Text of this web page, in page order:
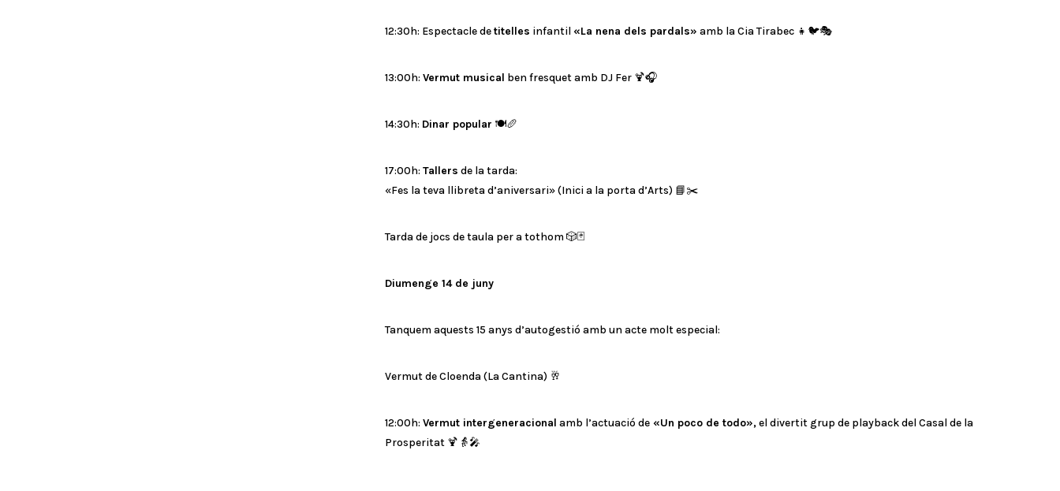
12:30h: Espectacle detitelles infantil «La nena dels pardals» amb la Cia Tirabec 👧🐦🎭
13:00h: Vermut musical ben fresquet amb DJ Fer 🍹🎧
14:30h: Dinar popular 🍽️🥖
17:00h: Tallers de la tarda:
«Fes la teva llibreta d’aniversari» (Inici a la porta d’Arts) 📘✂️
Tarda de jocs de taula per a tothom 🎲🃏
Diumenge 14 de juny
Tanquem aquests 15 anys d’autogestió amb un acte molt especial:
Vermut de Cloenda (La Cantina) 🥂
12:00h: Vermut intergeneracional amb l’actuació de«Un poco de todo»,el divertit grup de playback del Casal de la
Prosperitat 🍹👵🎤